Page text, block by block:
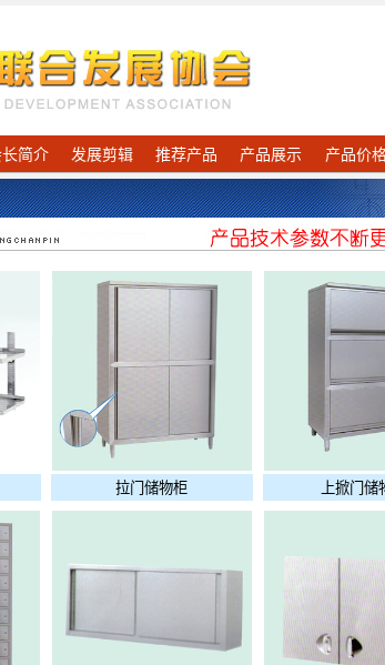
简介 发展剪辑 推荐产品 产品展示 产品价
拉门储物柜 上掀门储